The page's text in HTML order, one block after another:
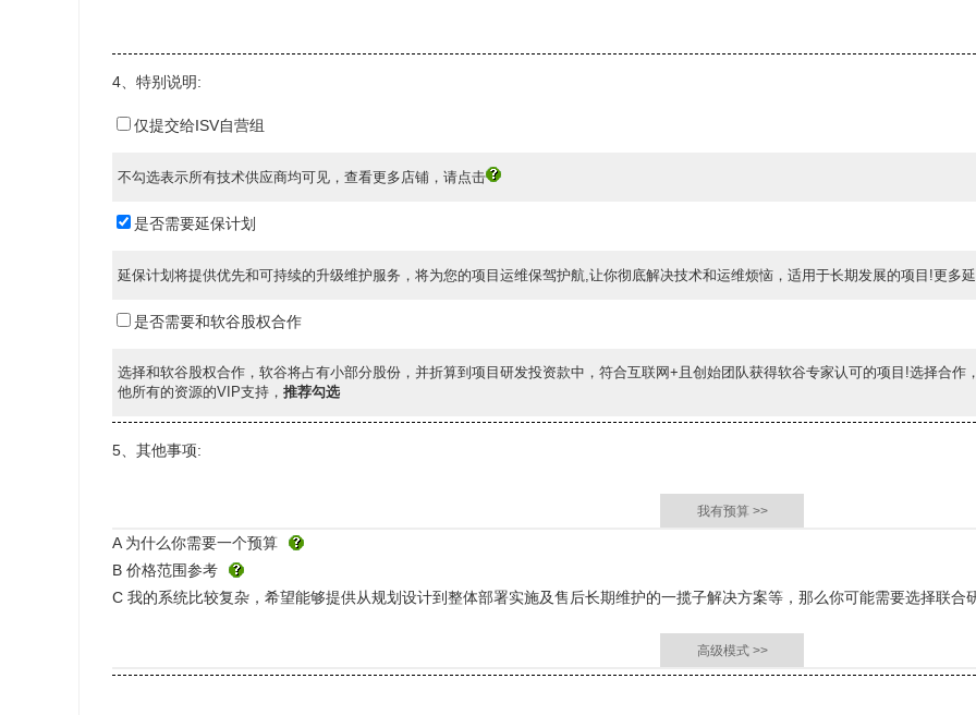
4、特别说明:
仅提交给ISV自营组
不勾选表示所有技术供应商均可见，查看更多店铺，请点击
是否需要延保计划
延保计划将提供优先和可持续的升级维护服务，将为您的项目运维保驾护航,让你彻底解决技术和运维烦恼，适用于长期发展的项目!更多
是否需要和软谷股权合作
选择和软谷股权合作，软谷将占有小部分股份，并折算到项目研发投资款中，符合互联网+且创始团队获得软谷专家认可的项目!选择合
他所有的资源的VIP支持， 推荐勾选
5、其他事项:
我有预算 >>
A 为什么你需要一个预算
B 价格范围参考
C 我的系统比较复杂，希望能够提供从规划设计到整体部署实施及售后长期维护的一揽子解决方案等，那么你可能需要选择联合
高级模式 >>